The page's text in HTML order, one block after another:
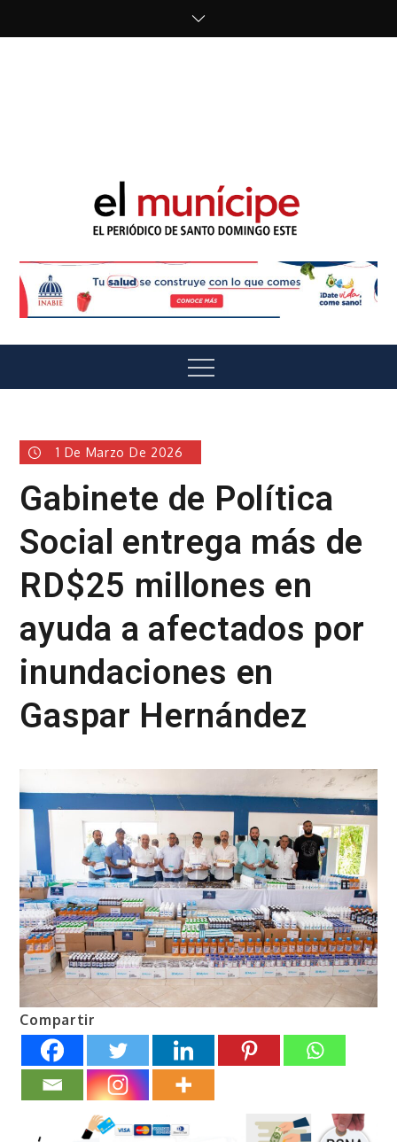
El Munícipe
Menu
1 De Marzo De 2026
Gabinete de Política
Social entrega más de
RD$25 millones en
ayuda a afectados por
inundaciones en
Gaspar Hernández
Compartir